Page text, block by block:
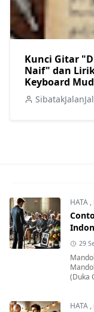
Kunci Gitar
Naif" dan
Keyboard
HATA ,
29
(Duka
HATA ,